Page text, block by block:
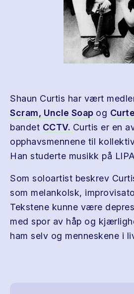
Shaun Curtis har vært
Scram, Uncle Soap og
bandet CCTV. Curtis er en
opphavsmennene til
Han studerte musikk på
Som soloartist beskrev
som melankolsk,
Tekstene kunne være
med spor av håp og
ham selv og menneskene i